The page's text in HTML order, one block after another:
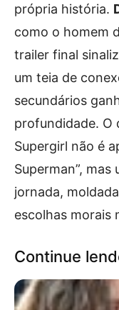
própria história.
como o homem
trailer final
um teia de
secundários
profundidade. O
Supergirl não é
Superman”,
jornada,
escolhas morais
Continue